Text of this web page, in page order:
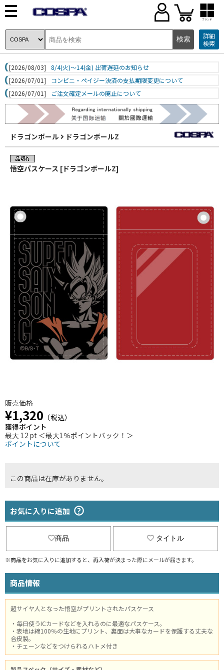
ブランド
詳細
検索
[2026/08/03]
8/4(火)～14(金) 出荷遅延のお知らせ
[2026/07/01]
コンビニ・ペイジー決済の支払期限変更について
[2026/07/01]
ご注文確定メールの廃止について
ドラゴンボール ドラゴンボールZ
悟空パスケース [ドラゴンボールZ]
販売価格
¥1,320 （税込）
獲得ポイント
最大 12 pt ＜最大1％ポイントバック！＞
ポイントについて
この商品は在庫がありません。
お気に入りに追加
商品 タイトル
※商品をお気に入りに追加すると、再入荷が決まった際にメールが届きます。
商品情報
超サイヤ人となった悟空がプリントされたパスケース
・毎日使うICカードなどを入れるのに最適なパスケース。
・表地は綿100％の生地にプリント、裏面は大事なカードを保護する丈夫な
合皮製。
・チェーンなどをつけられるハトメ付き